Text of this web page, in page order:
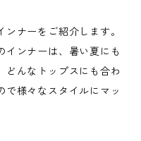
ナーをご紹介します。
インナーは、暑い夏にも
どんなトップスにも合わ
で様々なスタイルにマッ